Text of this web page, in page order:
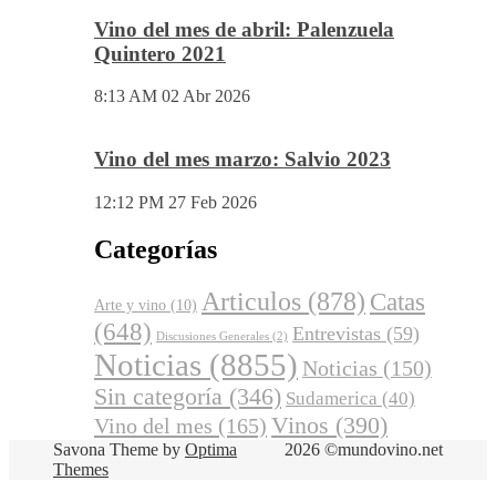
Vino del mes de abril: Palenzuela
Quintero 2021
8:13 AM 02 Abr 2026
Vino del mes marzo: Salvio 2023
12:12 PM 27 Feb 2026
Categorías
Arte y vino (10) Articulos (878) Catas
(648) Discusiones Generales (2) Entrevistas (59)
Noticias (8855) Noticias (150)
Sin categoría (346) Sudamerica (40)
Vino del mes (165) Vinos (390)
2026 ©mundovino.net
Savona Theme by Optima
Themes